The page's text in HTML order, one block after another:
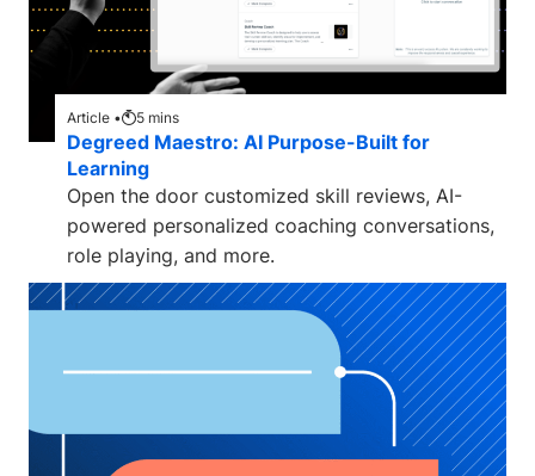
Article • 5 mins
Degreed Maestro: AI Purpose-Built for
Learning
Open the door customized skill reviews, AI-
powered personalized coaching conversations,
role playing, and more.